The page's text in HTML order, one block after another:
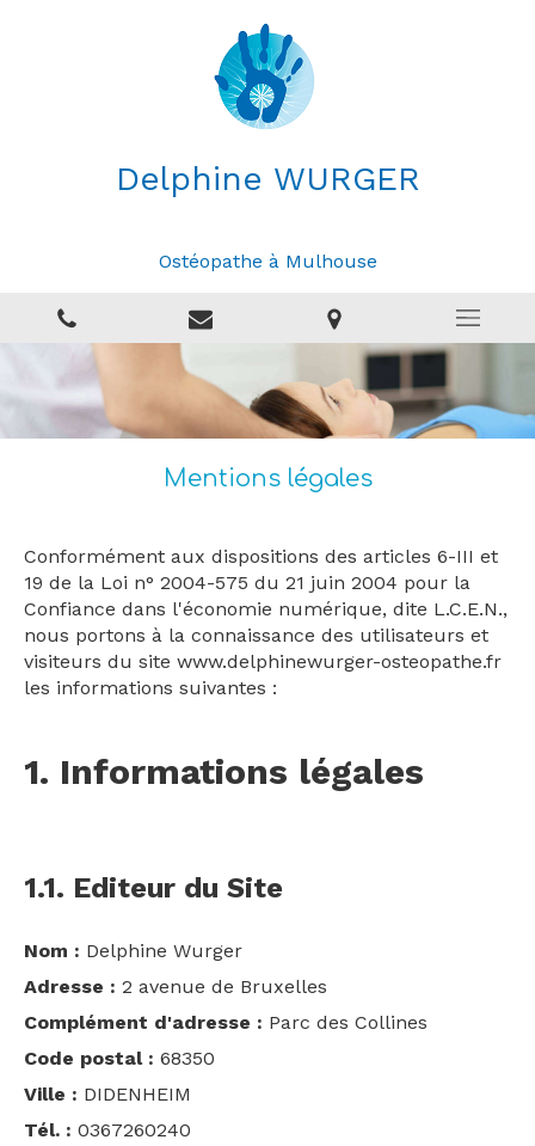
Delphine WURGER
Ostéopathe à Mulhouse
Mentions légales
Conformément aux dispositions des articles 6-III et
19 de la Loi n° 2004-575 du 21 juin 2004 pour la
Confiance dans l'économie numérique, dite L.C.E.N.,
nous portons à la connaissance des utilisateurs et
visiteurs du site www.delphinewurger-osteopathe.fr
les informations suivantes :
1. Informations légales
1.1. Editeur du Site
Nom : Delphine Wurger
Adresse : 2 avenue de Bruxelles
Complément d'adresse : Parc des Collines
Code postal : 68350
Ville : DIDENHEIM
Tél. : 0367260240